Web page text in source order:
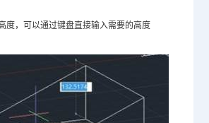
度，可以通过键盘直接输入需要的高度